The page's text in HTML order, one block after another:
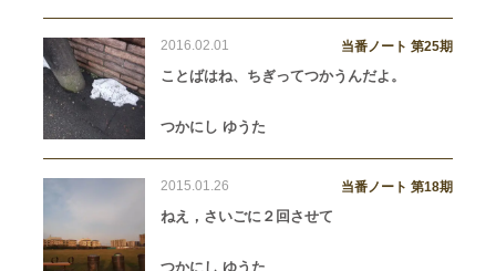
2016.02.01 当番ノート 第25期
ことばはね、ちぎってつかうんだよ。
つかにし ゆうた
2015.01.26 当番ノート 第18期
ねえ，さいごに２回させて
つかにし ゆうた